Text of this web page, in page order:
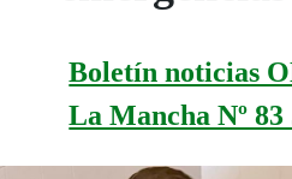
Boletín noticias
La Mancha Nº